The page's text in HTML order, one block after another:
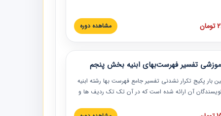
این خصوص ارائه شده است.
مشاهده دوره
تفسیر فهرست‌بهای ابنیه بخش پنجم
بار پکیج تکرار نشدنی تفسیر جامع فهرست بها رشته ابنیه
نویسندگان آن ارائه شده است که در آن تک تک ردیف ها و
و به همراه تصاویر عملیات اجرایی مرتبط با ردیف های